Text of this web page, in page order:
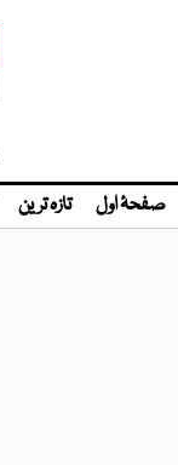
صفحۂ اول تازہ ترین